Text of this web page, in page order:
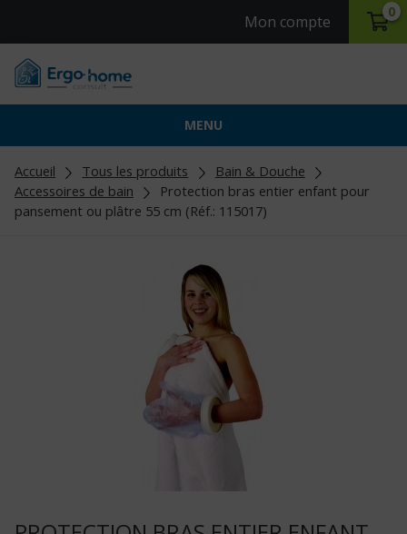
Mon compte
0
MENU
Accueil Tous les produits
Bain & Douche
Accessoires de bain
Protection bras entier enfant pour
pansement ou plâtre 55 cm (Réf.: 115017)